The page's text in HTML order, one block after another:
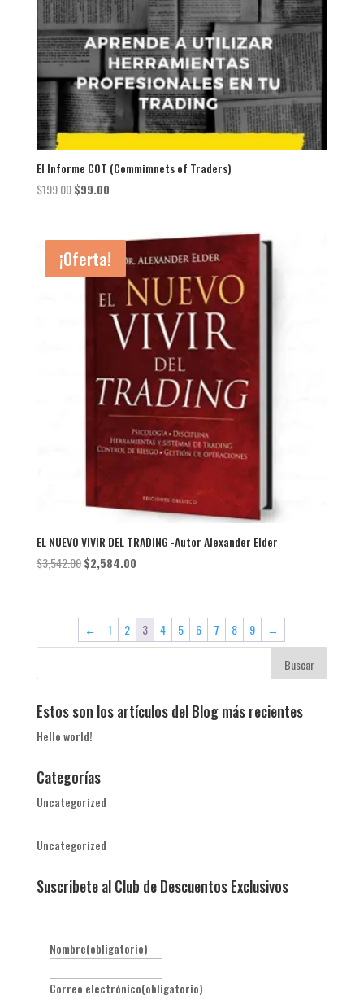
El Informe COT (Commimnets of Traders)
$199.00 El
era:
$199.00.
$99.00El
es:
$99.00.
¡Oferta!
EL NUEVO VIVIR DEL TRADING -Autor Alexander Elder
$3,542.00 El
era:
$3,542.00.
$2,584.00El
es:
$2,584.00.
← 1 2 3 4 5 6 7 8 9 →
Estos son los artículos del Blog más recientes
Hello world!
Categorías
Uncategorized
Uncategorized
Suscribete al Club de Descuentos Exclusivos
Nombre(obligatorio)
Correo electrónico(obligatorio)